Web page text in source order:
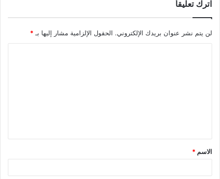
اترك تعليقاً
لن يتم نشر عنوان بريدك الإلكتروني. الحقول الإلزامية مشار إليها بـ*
ق
*
الاسم *